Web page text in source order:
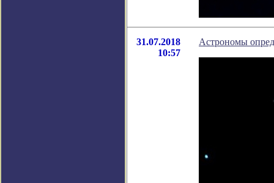
31.07.2018
10:57
Астрономы